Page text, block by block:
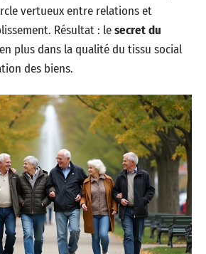
vertueux entre relations et
Résultat : lesecret du
plus dans la qualité du tissu social
des biens.